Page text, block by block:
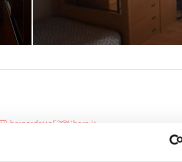
bernardetta52@libero.it